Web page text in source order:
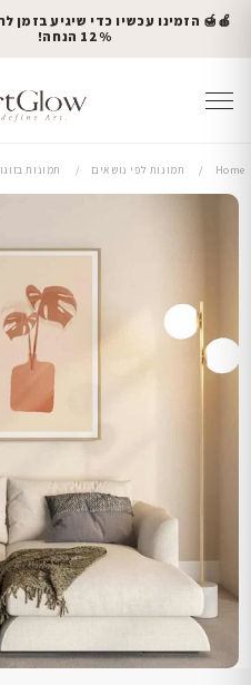
🍎🍯 הזמינו עכשיו כדי שיגיע בזמן
12% הנחה!
Home תמונות לפי נושאים תמונות